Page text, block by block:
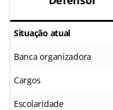
Situação atual
Banca organizadora
Cargos
Escolaridade